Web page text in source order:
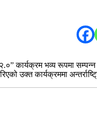
भव्य रूपमा सम्पन्न
उक्त कार्यक्रममा